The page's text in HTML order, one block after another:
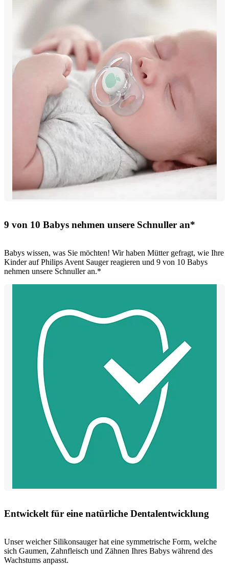
9 von 10 Babys nehmen unsere Schnuller an*
Babys wissen, was Sie möchten! Wir haben Mütter gefragt, wie Ihre
Kinder auf Philips Avent Sauger reagieren und 9 von 10 Babys
nehmen unsere Schnuller an.*
Entwickelt für eine natürliche Dentalentwicklung
Unser weicher Silikonsauger hat eine symmetrische Form, welche
sich Gaumen, Zahnfleisch und Zähnen Ihres Babys während des
Wachstums anpasst.